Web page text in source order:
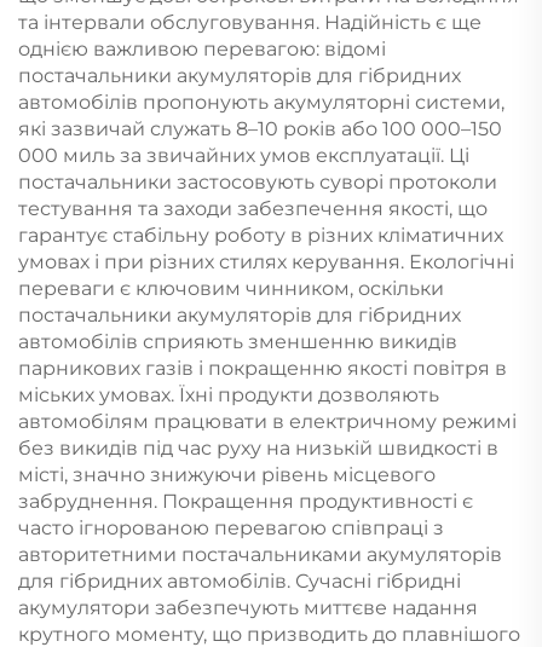
та інтервали обслуговування. Надійність є ще
однією важливою перевагою: відомі
постачальники акумуляторів для гібридних
автомобілів пропонують акумуляторні системи,
які зазвичай служать 8–10 років або 100 000–150
000 миль за звичайних умов експлуатації. Ці
постачальники застосовують суворі протоколи
тестування та заходи забезпечення якості, що
гарантує стабільну роботу в різних кліматичних
умовах і при різних стилях керування. Екологічні
переваги є ключовим чинником, оскільки
постачальники акумуляторів для гібридних
автомобілів сприяють зменшенню викидів
парникових газів і покращенню якості повітря в
міських умовах. Їхні продукти дозволяють
автомобілям працювати в електричному режимі
без викидів під час руху на низькій швидкості в
місті, значно знижуючи рівень місцевого
забруднення. Покращення продуктивності є
часто ігнорованою перевагою співпраці з
авторитетними постачальниками акумуляторів
для гібридних автомобілів. Сучасні гібридні
акумулятори забезпечують миттєве надання
крутного моменту, що призводить до плавнішого